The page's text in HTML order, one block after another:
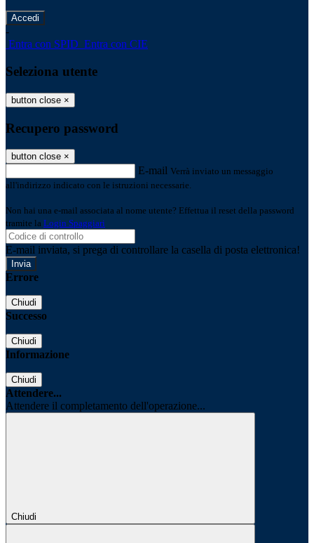
-
Entra con SPID Entra con CIE
Seleziona utente
button close ×
Recupero password
button close ×
E-mail Verrà inviato un messaggio
all'indirizzo indicato con le istruzioni necessarie.
Non hai una e-mail associata al nome utente? Effettua il reset della password
tramite la Login Spaggiari
E-mail inviata, si prega di controllare la casella di posta elettronica!
Errore
Chiudi
Successo
Chiudi
Informazione
Chiudi
Attendere...
Attendere il completamento dell'operazione...
Chiudi